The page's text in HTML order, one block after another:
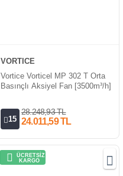
VORTICE
Vortice Vorticel MP 302 T Orta
Basınçlı Aksiyel Fan [3500m³/h]
15
28.248,93 TL
24.011,59 TL
ÜCRETSİZ
KARGO